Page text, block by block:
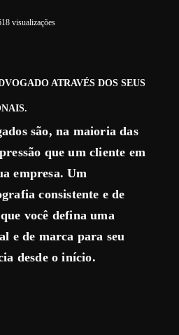
visualizações
ATRAVÉS DOS SEUS
são, na maioria das
que um cliente em
empresa. Um
consistente e de
você defina uma
e de marca para seu
desde o início.